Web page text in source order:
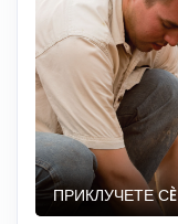
ПРИКЛУЧЕТЕ СÈ